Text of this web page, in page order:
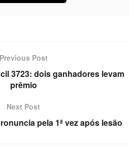
Previous Post
3723: dois ganhadores levam
prêmio
Next Post
pela 1ª vez após lesão